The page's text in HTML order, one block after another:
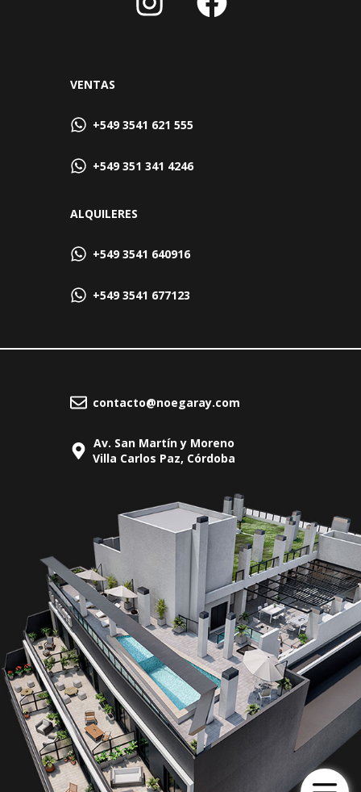
VENTAS
+549 3541 621 555
+549 351 341 4246
ALQUILERES
+549 3541 640916
+549 3541 677123
contacto@noegaray.com
Av. San Martín y Moreno
Villa Carlos Paz, Córdoba